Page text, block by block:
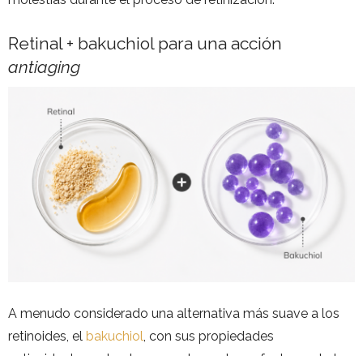
Retinal + bakuchiol para una acción
antiaging
A menudo considerado una alternativa más suave a los
retinoides, el bakuchiol , con sus propiedades